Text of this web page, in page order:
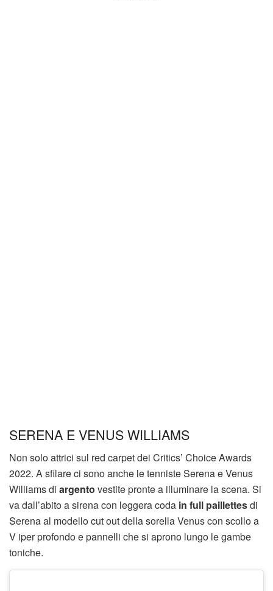
SERENA E VENUS WILLIAMS
Non solo attrici sul red carpet dei Critics’ Choice Awards
2022. A sfilare ci sono anche le tenniste Serena e Venus
Williams di argento vestite pronte a illuminare la scena. Si
va dall’abito a sirena con leggera coda in full paillettesdi
Serena al modello cut out della sorella Venus con scollo a
V iper profondo e pannelli che si aprono lungo le gambe
toniche.